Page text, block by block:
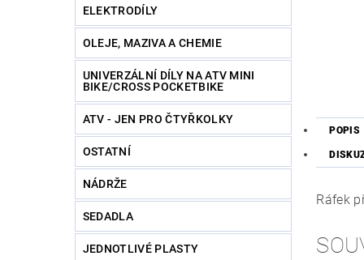
ELEKTRODÍLY
OLEJE, MAZIVA A CHEMIE
UNIVERZÁLNÍ DÍLY NA ATV MINI
BIKE/CROSS POCKETBIKE
ATV - JEN PRO ČTYŘKOLKY
OSTATNÍ
NÁDRŽE
SEDADLA
JEDNOTLIVÉ PLASTY
POPIS
Ráfek